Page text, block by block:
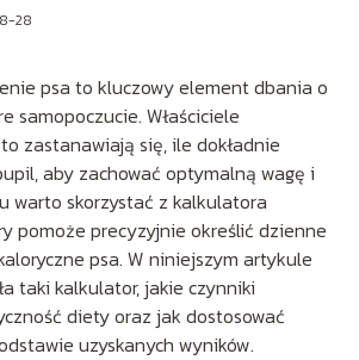
28
psa to kluczowy element dbania o
samopoczucie. Właściciele
zastanawiają się, ile dokładnie
aby zachować optymalną wagę i
warto skorzystać z kalkulatora
pomoże precyzyjnie określić dzienne
psa. W niniejszym artykule
taki kalkulator, jakie czynniki
diety oraz jak dostosować
uzyskanych wyników.